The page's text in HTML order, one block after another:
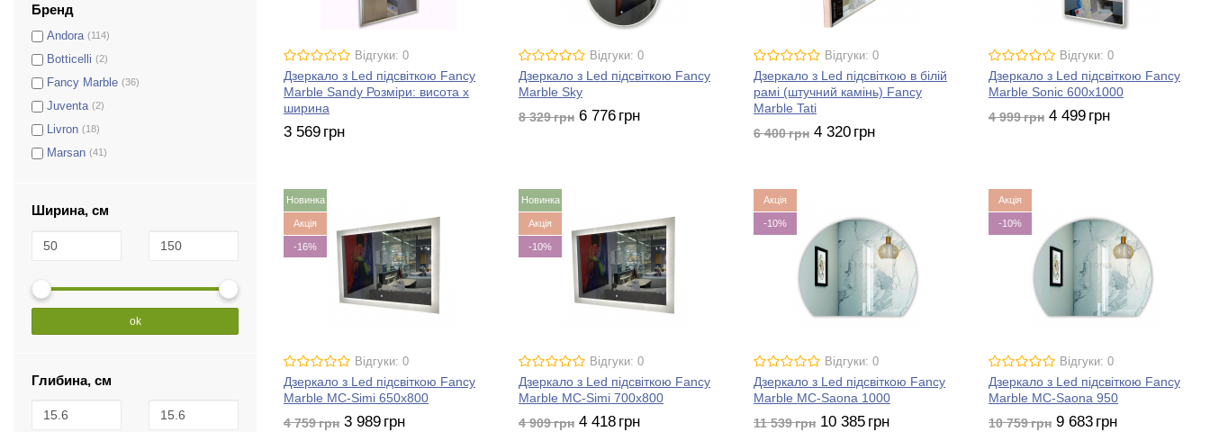
Бренд
Andora (114)
Botticelli (2)
Fancy Marble (36)
Juventa (2)
Livron (18)
Marsan (41)
Ширина, см
ok
Глибина, см
Відгуки: 0
Дзеркало з Led підсвіткою Fancy
Marble Sandy Розміри: висота х
ширина
3 569 грн
Відгуки: 0
Дзеркало з Led підсвіткою Fancy
Marble Sky
8 329грн 6 776 грн
Відгуки: 0
Дзеркало з Led підсвіткою в білій
рамі (штучний камінь) Fancy
Marble Tati
6 400грн 4 320 грн
Відгуки: 0
Дзеркало з Led підсвіткою Fancy
Marble Sonic 600x1000
4 999грн 4 499 грн
Новинка
Акція
-16%
Відгуки: 0
Дзеркало з Led підсвіткою Fancy
Marble MC-Simi 650x800
4 759грн 3 989 грн
Новинка
Акція
-10%
Відгуки: 0
Дзеркало з Led підсвіткою Fancy
Marble MC-Simi 700x800
4 909грн 4 418 грн
Акція
-10%
Відгуки: 0
Дзеркало з Led підсвіткою Fancy
Marble MC-Saona 1000
11 539грн 10 385 грн
Акція
-10%
Відгуки: 0
Дзеркало з Led підсвіткою Fancy
Marble MC-Saona 950
10 759грн 9 683 грн